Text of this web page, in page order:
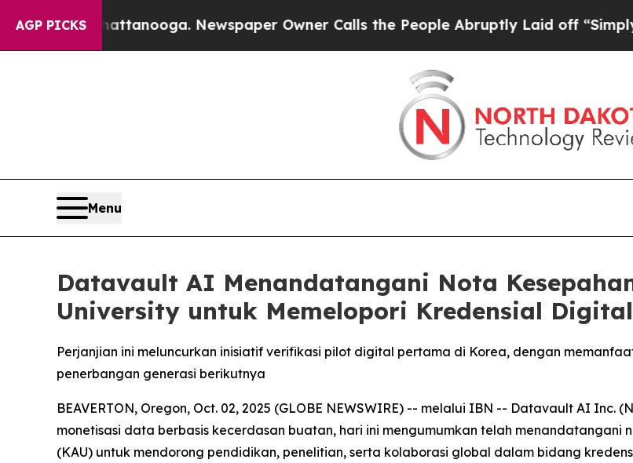
AGP PICKS Newspaper Owner Calls the People Abruptly Laid off “Simply a Math
Menu
Datavault AI Menandatangani Nota
University untuk Memelopori Kredensial
Perjanjian ini meluncurkan inisiatif verifikasi pilot digital pertama di Korea, dengan
penerbangan generasi berikutnya
BEAVERTON, Oregon, Oct. 02, 2025 (GLOBE NEWSWIRE) -- melalui IBN -- Datavault AI Inc.
monetisasi data berbasis kecerdasan buatan, hari ini mengumumkan telah menandatangani
(KAU) untuk mendorong pendidikan, penelitian, serta kolaborasi global dalam bidang